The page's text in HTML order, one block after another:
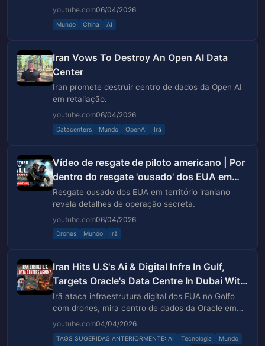
youtube.com06/04/2026
Mundo China AI
Iran Vows To Destroy An Open AI Data
Center
Iran promete destruir centro de dados da Open AI
em retaliação.
youtube.com06/04/2026
Datacenters Mundo OpenAI Irã
Vídeo de resgate de piloto americano | Por
dentro do resgate 'ousado' dos EUA em
território irani...
Resgate ousado dos EUA em território iraniano
revela detalhes de operação secreta.
youtube.com06/04/2026
Drones Mundo Irã
Iran Hits U.S's Ai & Digital Infra In Gulf,
Targets Oracle's Data Centre In Dubai With
Drones
Irã ataca infraestrutura digital dos EUA no Golfo
com drones, mira centro de dados da Oracle em
Dubai.
youtube.com04/04/2026
TAGS SUGERIDAS ANTERIORMENTE: AI Tecnologia
Mundo